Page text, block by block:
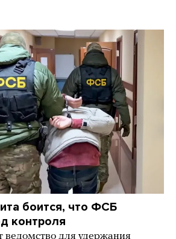
боится, что ФСБ
контроля
ведомство для удержания